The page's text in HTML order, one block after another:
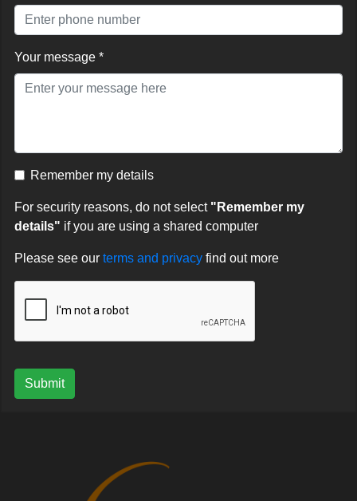
Your message *
Remember my details
For security reasons, do not select "Remember my
details" if you are using a shared computer
Please see our terms and privacy find out more
Submit